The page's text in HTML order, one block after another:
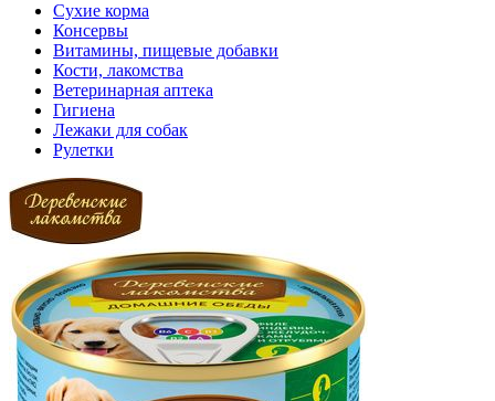
Сухие корма
Консервы
Витамины, пищевые добавки
Кости, лакомства
Ветеринарная аптека
Гигиена
Лежаки для собак
Рулетки